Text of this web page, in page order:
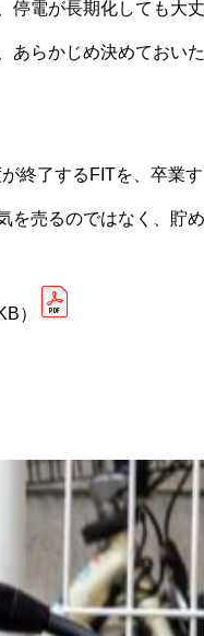
停電が長期化しても大
らかじめ決めておい
終了するFITを、卒業
を売るのではなく、貯
）